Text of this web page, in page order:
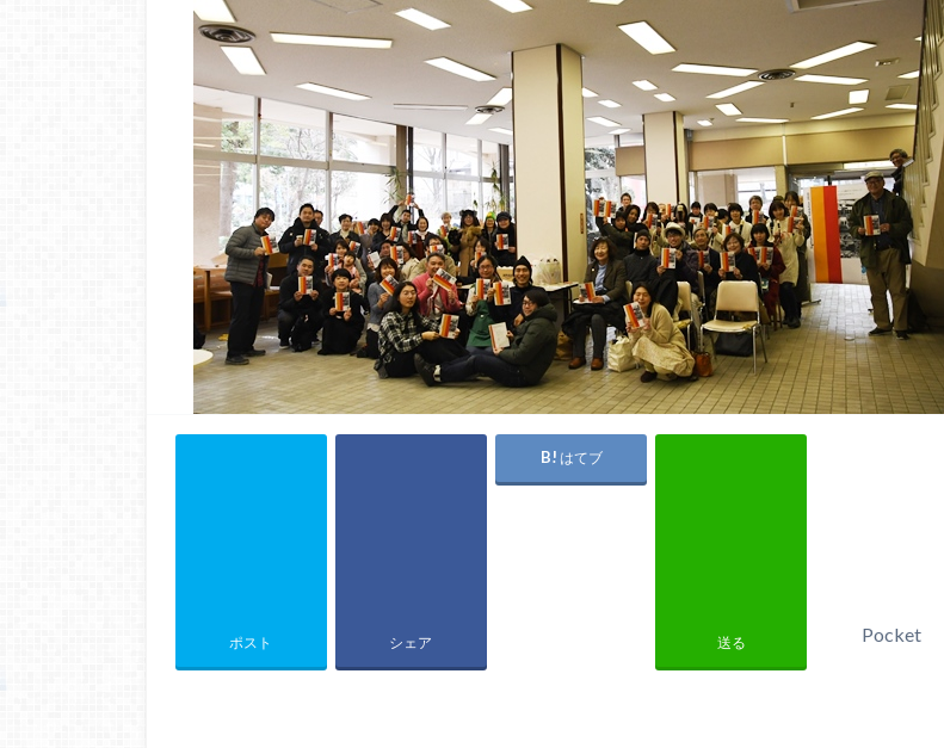
ポスト シェア
はてブ
送る Pocket